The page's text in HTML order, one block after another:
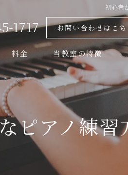
初心者
1717 お問い合わせはこち
料金 当教室の特徴
音楽教室
弦楽器
管楽器
ピアノ練習